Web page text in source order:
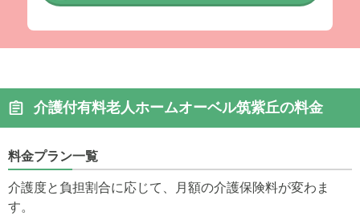
介護付有料老人ホームオーベル筑紫丘の料金
料金プラン一覧
介護度と負担割合に応じて、月額の介護保険料が変わま
す。